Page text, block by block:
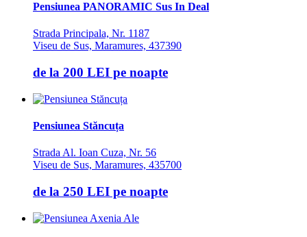
Pensiunea PANORAMIC Sus In Deal
Strada Principala, Nr. 1187
Viseu de Sus, Maramures, 437390
de la 200 LEI pe noapte
Pensiunea Stăncuța
Strada Al. Ioan Cuza, Nr. 56
Viseu de Sus, Maramures, 435700
de la 250 LEI pe noapte